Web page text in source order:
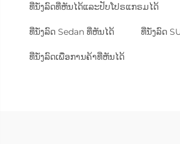
ທີ່ນັ່ງລົດທີ່ຫັນໄດ້ແລະປັບໂປຣແກຣມໄດ້
ທີ່ນັ່ງລົດ Sedan ທີ່ຫັນໄດ້ ທີ່ນັ່ງລົດ
ທີ່ນັ່ງລົດເພື່ອການຄ້າທີ່ຫັນໄດ້